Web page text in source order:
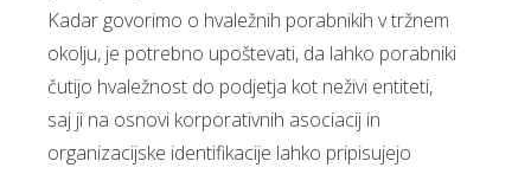
Kadar govorimo o hvaležnih porabnikih v tržnem
okolju, je potrebno upoštevati, da lahko porabniki
čutijo hvaležnost do podjetja kot neživi entiteti,
saj ji na osnovi korporativnih asociacij in
organizacijske identifikacije lahko pripisujejo